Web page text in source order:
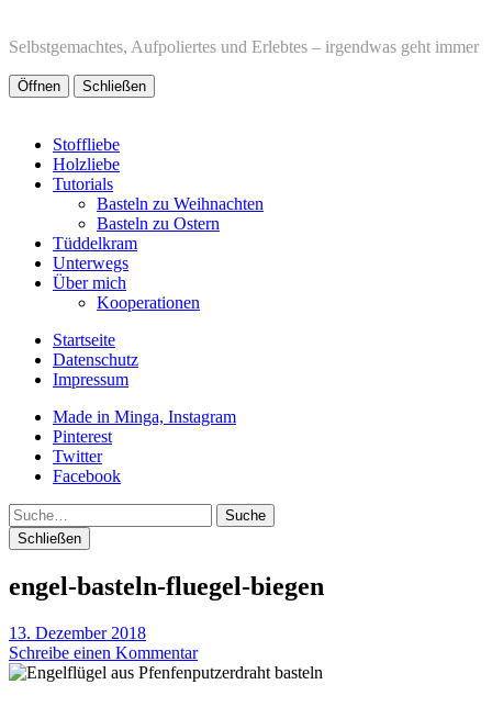
Selbstgemachtes, Aufpoliertes und Erlebtes – irgendwas geht immer
Öffnen Schließen
Stoffliebe
Holzliebe
Tutorials
Basteln zu Weihnachten
Basteln zu Ostern
Tüddelkram
Unterwegs
Über mich
Kooperationen
Startseite
Datenschutz
Impressum
Made in Minga, Instagram
Pinterest
Twitter
Facebook
Suche
Schließen
engel-basteln-fluegel-biegen
13. Dezember 2018
Schreibe einen Kommentar